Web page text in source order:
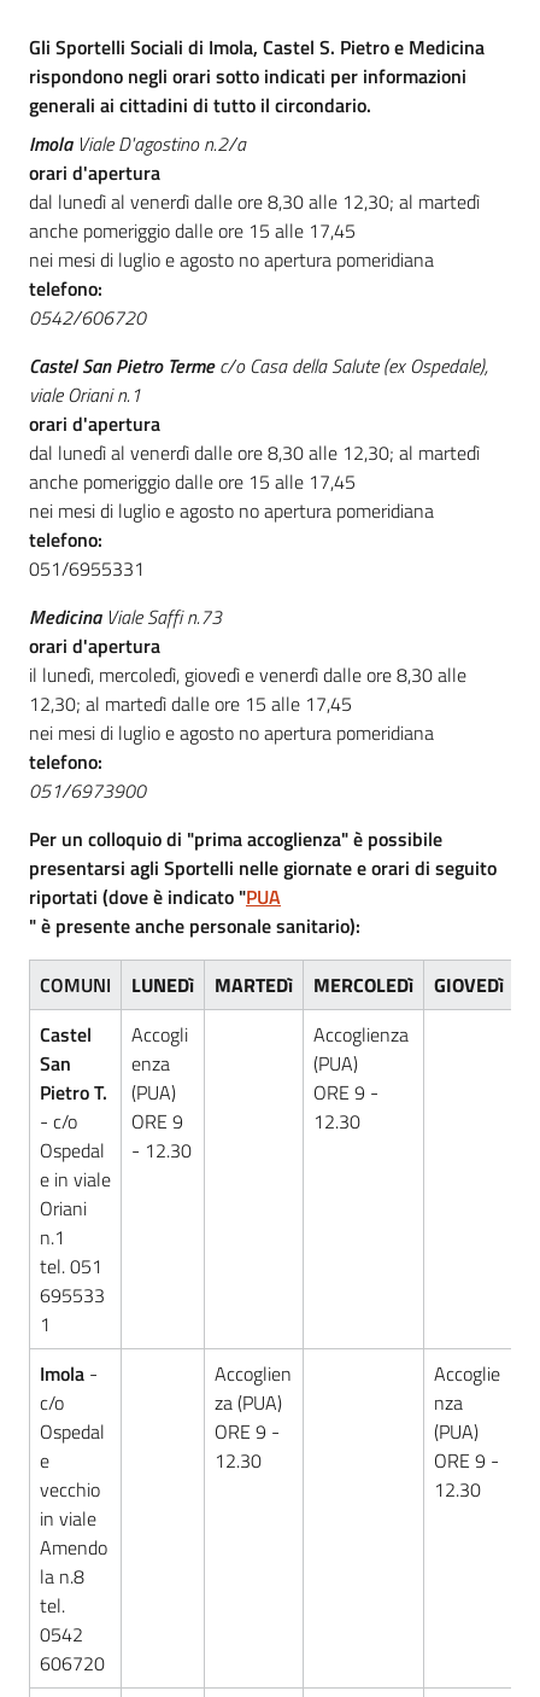
Novità
Documenti
e
dati
Sostieni
l'ASP
Contatti
utili
Tutti
gli
Gli Sportelli Sociali di Imola, Castel S. Pietro e Medicina
rispondono negli orari sotto indicati per informazioni
generali ai cittadini di tutto il circondario.
Imola Viale D'agostino n.2/a
orari d'apertura
dal lunedì al venerdì dalle ore 8,30 alle 12,30; al martedì
anche pomeriggio dalle ore 15 alle 17,45
nei mesi di luglio e agosto no apertura pomeridiana
telefono:
0542/606720
Castel San Pietro Termec/o Casa della Salute (ex Ospedale),
viale Oriani n.1
orari d'apertura
dal lunedì al venerdì dalle ore 8,30 alle 12,30; al martedì
anche pomeriggio dalle ore 15 alle 17,45
nei mesi di luglio e agosto no apertura pomeridiana
telefono:
051/6955331
Medicina Viale Saffi n.73
orari d'apertura
il lunedì, mercoledì, giovedì e venerdì dalle ore 8,30 alle
12,30; al martedì dalle ore 15 alle 17,45
nei mesi di luglio e agosto no apertura pomeridiana
telefono:
051/6973900
Per un colloquio di "prima accoglienza" è possibile
presentarsi agli Sportelli nelle giornate e orari di seguito
riportati (dove è indicato "PUA
" è presente anche personale sanitario):
COMUNI LUNEDì MARTEDì MERCOLEDì GIOVEDì
Castel
San
Pietro T.
- c/o
Ospedal
e in viale
Oriani
n.1
tel. 051
695533
1
Accogli
enza
(PUA)
ORE 9
- 12.30
Accoglienza
(PUA)
ORE 9 -
12.30
Imola -
c/o
Ospedal
e
vecchio
in viale
Amendo
la n.8
tel.
0542
606720
Accoglien
za (PUA)
ORE 9 -
12.30
Accoglie
nza
(PUA)
ORE 9 -
12.30